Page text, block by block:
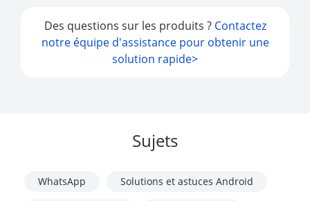
Des questions sur les produits ? Contactez
notre équipe d'assistance pour obtenir une
solution rapide>
Sujets
WhatsApp Solutions et astuces Android